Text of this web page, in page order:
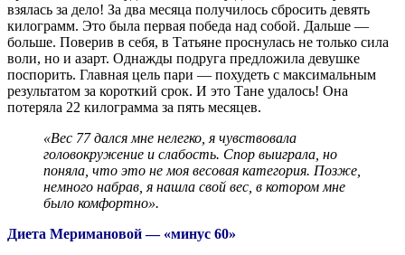
взялась за дело! За два месяца получилось сбросить девять
килограмм. Это была первая победа над собой. Дальше —
больше. Поверив в себя, в Татьяне проснулась не только сила
воли, но и азарт. Однажды подруга предложила девушке
поспорить. Главная цель пари — похудеть с максимальным
результатом за короткий срок. И это Тане удалось! Она
потеряла 22 килограмма за пять месяцев.
«Вес 77 дался мне нелегко, я чувствовала
головокружение и слабость. Спор выиграла, но
поняла, что это не моя весовая категория. Позже,
немного набрав, я нашла свой вес, в котором мне
было комфортно».
Диета Меримановой — «минус 60»